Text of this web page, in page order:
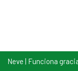
Neve | Funciona